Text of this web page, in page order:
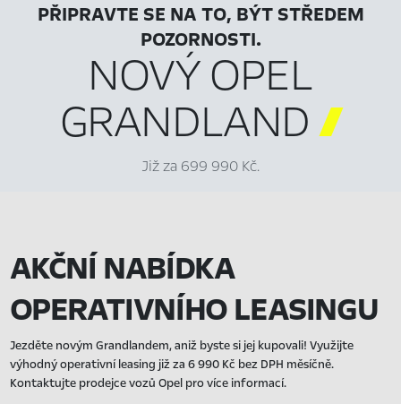
PŘIPRAVTE SE NA TO, BÝT STŘEDEM
POZORNOSTI.
NOVÝ OPEL
GRANDLAND
Již za 699 990 Kč.
AKČNÍ NABÍDKA
OPERATIVNÍHO LEASINGU
Jezděte novým Grandlandem, aniž byste si jej kupovali! Využijte
výhodný operativní leasing již za 6 990 Kč bez DPH měsíčně.
Kontaktujte prodejce vozů Opel pro více informací.